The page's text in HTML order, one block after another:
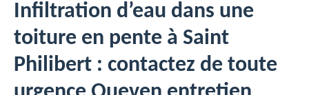
Infiltration d’eau dans une
toiture en pente à Saint
Philibert : contactez de toute